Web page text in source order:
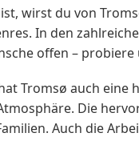
wirst du von
In den
offen –
Tromsø auch
Die
Auch die